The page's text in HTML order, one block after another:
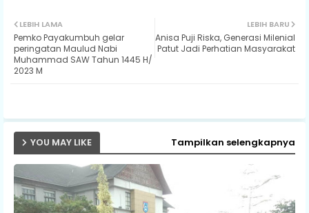
ter ats
LEBIH BARU
Anisa Puji Riska, Generasi Milenial
Patut Jadi Perhatian Masyarakat
LEBIH LAMA
Pemko Payakumbuh gelar
peringatan Maulud Nabi
Muhammad SAW Tahun 1445 H/
2023 M
YOU MAY LIKE Tampilkan selengkapnya